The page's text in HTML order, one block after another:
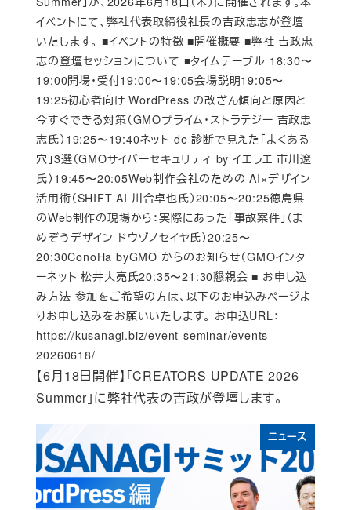
【6月18日開催】「CREATORS UPDATE 2026
Summer」に弊社代表の吉政が登壇します。
イベントにて、弊社代表取締役社長の吉政忠志が登壇
いたします。 ■イベントの特徴 ■開催概要 ■弊社 吉政忠
志の登壇セッションについて ■タイムテーブル 18:30〜
19:00開場・受付19:00〜19:05会場説明19:05〜
19:25初心者向け WordPress の改ざん傾向と原因と
今すぐできる対策（GMOプライム・ストラテジー 吉政忠
志氏）19:25〜19:40ネット de 診断で見えた「よくある
穴」3選（GMOサイバーセキュリティ by イエラエ 市川遼
氏）19:45〜20:05Web制作会社のための AI×デザイン
活用術（SHIFT AI 川合卓也氏）20:05〜20:25徳島県
のWeb制作の現場から：実際にあった「事故案件」（ま
めぞうデザイン ドウゾノセイヤ氏）20:25〜
20:30ConoHa byGMO からのお知らせ（GMOインタ
ーネット 松井大亮氏20:35〜21:30懇親会 ■ お申し込
み方法 参加をご希望の方は、以下のお申込みページよ
りお申し込みをお願いいたします。 お申込URL：
https://kusanagi.biz/event-seminar/events-
20260618/
ニュース